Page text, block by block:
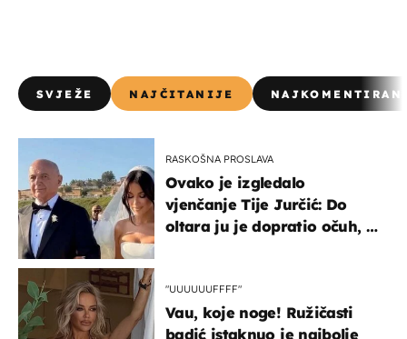
SVJEŽE NAJČITANIJE
RASKOŠNA PROSLAVA
Ovako je izgledalo
vjenčanje Tije Jurčić: Do
oltara ju je dopratio očuh, a
"UUUUUUFFFF"
Vau, koje noge! Ružičasti
badić istaknuo je najbolje